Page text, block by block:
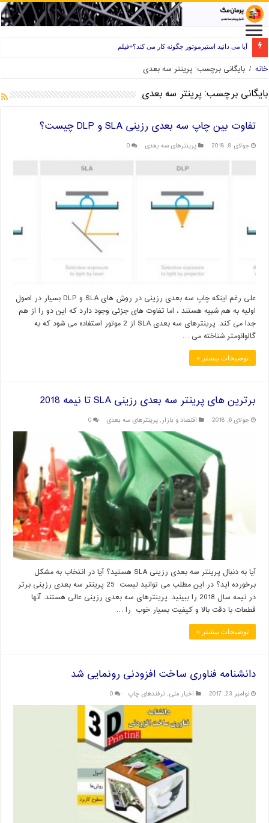
آیا می دانید استپرموتور چگونه کار می کند؟+فیلم
راه های انتخاب فیلامنت خوب برای پرینتر سه بعدی
خانه / بایگانی برچسب: پرینتر سه بعدی
بایگانی برچسب:پرینتر سه بعدی
تفاوت بین چاپ سه بعدی رزینی SLA و DLP چیست؟
جولای 8, 2018 پرینترهای سه بعدی 0
علی رغم اینکه چاپ سه بعدی رزینی در روش های SLA و DLP بسیار در اصول
اولیه به هم شبیه هستند ، اما تفاوت های جزئی وجود دارد که این دو را از هم
جدا می کند. پرینترهای سه بعدی SLA از 2 موتور استفاده می شود که به
گالوانومتر شناخته می …
توضیحات بیشتر »
برترین های پرینتر سه بعدی رزینی SLA تا نیمه 2018
جولای 6, 2018 اقتصاد و بازار,پرینترهای سه بعدی 0
آیا به دنبال پرینتر سه بعدی رزینی SLA هستید؟ آیا در انتخاب به مشکل
برخورده اید؟ در این مطلب می توانید لیست 25 پرینتر سه بعدی رزینی برتر
در نیمه سال 2018 را ببینید. پرینترهای سه بعدی رزینی عالی هستند. آنها
قطعات با دقت بالا و کیفیت بسیار خوب را …
توضیحات بیشتر »
دانشنامه فناوری ساخت افزودنی رونمایی شد
نوامبر 23, 2017 اخبار ملی,ترفندهای چاپ 0